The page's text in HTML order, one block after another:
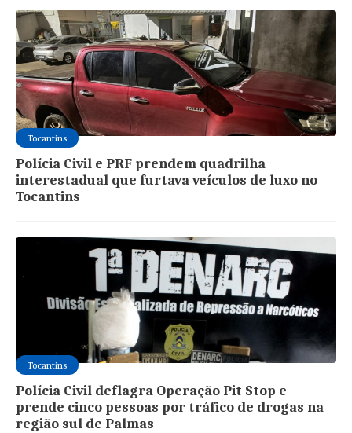
Tocantins
Polícia Civil e PRF prendem quadrilha
interestadual que furtava veículos de luxo no
Tocantins
Tocantins
Polícia Civil deflagra Operação Pit Stop e
prende cinco pessoas por tráfico de drogas na
região sul de Palmas